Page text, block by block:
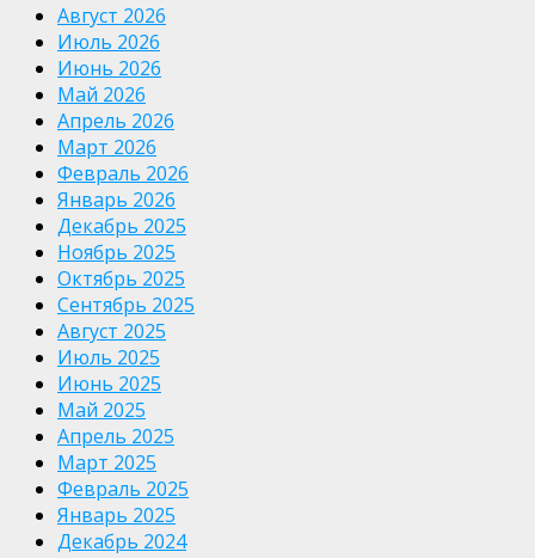
Август 2026
Июль 2026
Июнь 2026
Май 2026
Апрель 2026
Март 2026
Февраль 2026
Январь 2026
Декабрь 2025
Ноябрь 2025
Октябрь 2025
Сентябрь 2025
Август 2025
Июль 2025
Июнь 2025
Май 2025
Апрель 2025
Март 2025
Февраль 2025
Январь 2025
Декабрь 2024